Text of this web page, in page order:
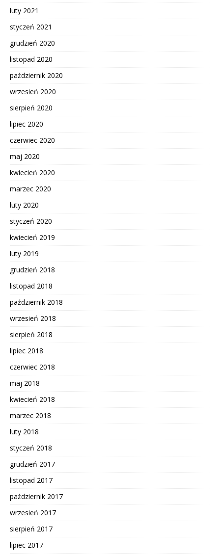
luty 2021
styczeń 2021
grudzień 2020
listopad 2020
październik 2020
wrzesień 2020
sierpień 2020
lipiec 2020
czerwiec 2020
maj 2020
kwiecień 2020
marzec 2020
luty 2020
styczeń 2020
kwiecień 2019
luty 2019
grudzień 2018
listopad 2018
październik 2018
wrzesień 2018
sierpień 2018
lipiec 2018
czerwiec 2018
maj 2018
kwiecień 2018
marzec 2018
luty 2018
styczeń 2018
grudzień 2017
listopad 2017
październik 2017
wrzesień 2017
sierpień 2017
lipiec 2017